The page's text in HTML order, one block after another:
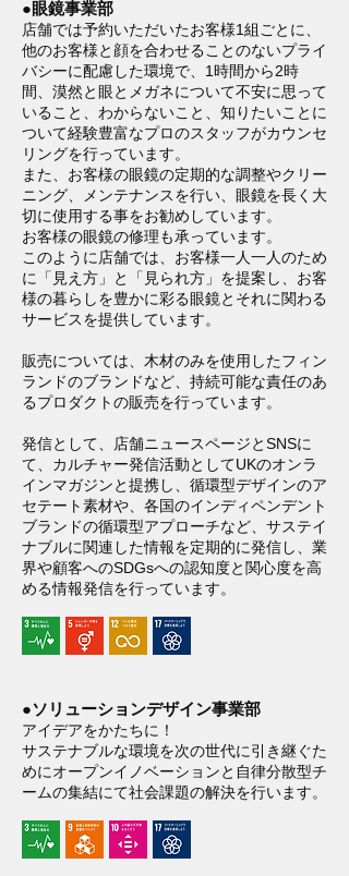
●眼鏡事業部
店舗では予約いただいたお客様1組ごとに、
他のお客様と顔を合わせることのないプライ
バシーに配慮した環境で、1時間から2時
間、漠然と眼とメガネについて不安に思って
いること、わからないこと、知りたいことに
ついて経験豊富なプロのスタッフがカウンセ
リングを行っています。
また、お客様の眼鏡の定期的な調整やクリー
ニング、メンテナンスを行い、眼鏡を長く大
切に使用する事をお勧めしています。
お客様の眼鏡の修理も承っています。
このように店舗では、お客様一人一人のため
に「見え方」と「見られ方」を提案し、お客
様の暮らしを豊かに彩る眼鏡とそれに関わる
サービスを提供しています。
販売については、木材のみを使用したフィン
ランドのブランドなど、持続可能な責任のあ
るプロダクトの販売を行っています。
発信として、店舗ニュースページとSNSに
て、カルチャー発信活動としてUKのオンラ
インマガジンと提携し、循環型デザインのア
セテート素材や、各国のインディペンデント
ブランドの循環型アプローチなど、サステイ
ナブルに関連した情報を定期的に発信し、業
界や顧客へのSDGsへの認知度と関心度を高
める情報発信を行っています。
●ソリューションデザイン事業部
アイデアをかたちに！
サステナブルな環境を次の世代に引き継ぐた
めにオープンイノベーションと自律分散型チ
ームの集結にて社会課題の解決を行います。